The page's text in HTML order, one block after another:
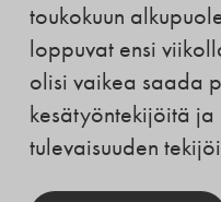
toukokuun
loppuvat ensi
olisi vaikea saada
kesätyöntekijöitä ja
tulevaisuuden